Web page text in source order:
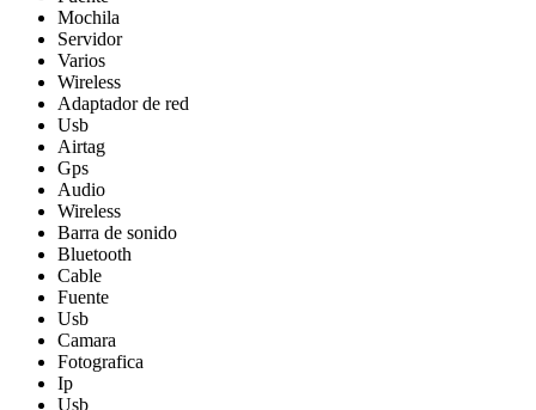
Mochila
Servidor
Varios
Wireless
Adaptador de red
Usb
Airtag
Gps
Audio
Wireless
Barra de sonido
Bluetooth
Cable
Fuente
Usb
Camara
Fotografica
Ip
Usb